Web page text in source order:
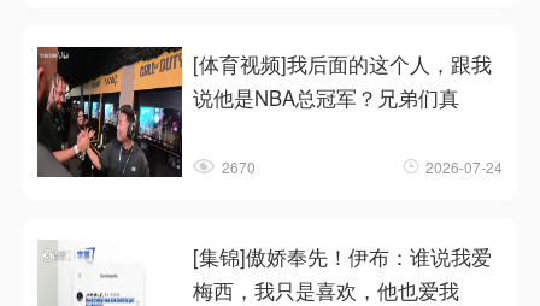
[体育视频]我后面的这个人，跟我
说他是NBA总冠军？兄弟们真
2670 2026-07-24
[集锦]傲娇奉先！伊布：谁说我爱
梅西，我只是喜欢，他也爱我